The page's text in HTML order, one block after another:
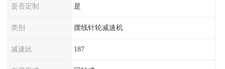
是否定制 是
类别 摆线针轮减速机
减速比 187